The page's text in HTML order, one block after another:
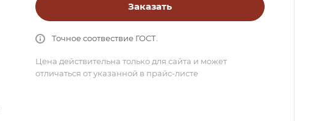
Заказать
Точное соотвествие ГОСТ.
Цена действительна только для сайта и может
отличаться от указанной в прайс-листе